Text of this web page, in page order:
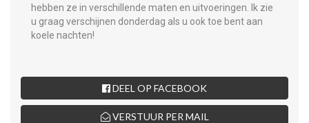
hebben ze in verschillende maten en uitvoeringen. Ik zie
u graag verschijnen donderdag als u ook toe bent aan
koele nachten!
DEEL OP FACEBOOK
VERSTUUR PER MAIL